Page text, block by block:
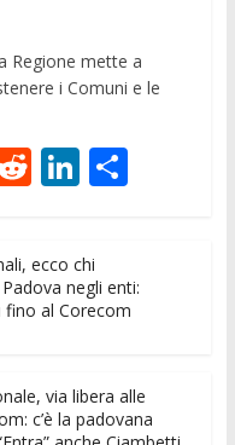
Regione mette a
i Comuni e le
ss
R
di
t
Li
k
e
dI
C
di
vi
ecco chi
negli enti:
fino al Corecom
via libera alle
c’è la padovana